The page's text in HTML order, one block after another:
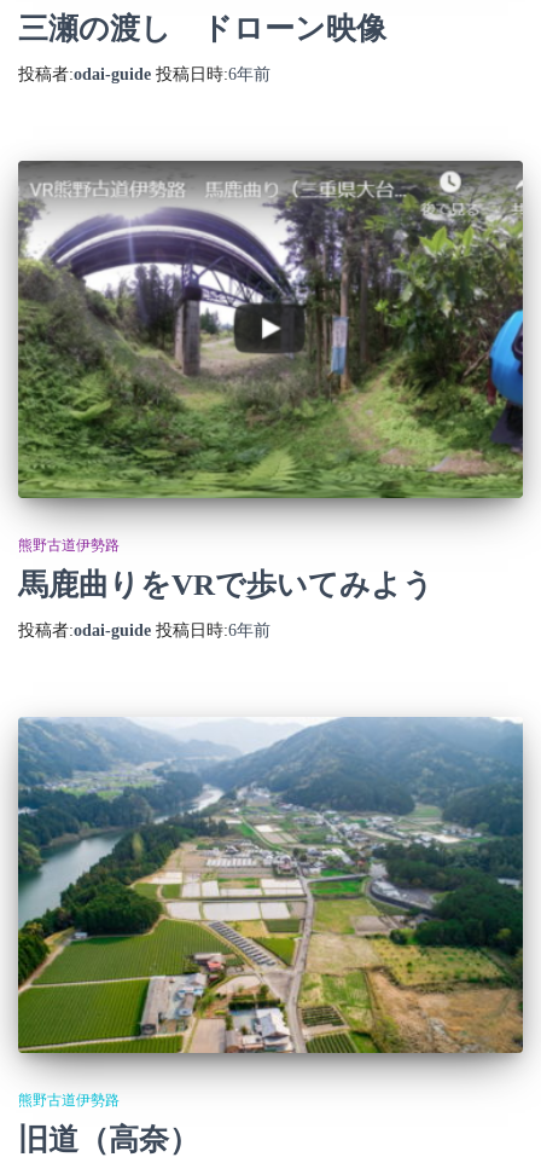
三瀬の渡し ドローン映像
投稿者:odai-guide 投稿日時:6年前
熊野古道伊勢路
馬鹿曲りをVRで歩いてみよう
投稿者:odai-guide 投稿日時:6年前
熊野古道伊勢路
旧道（高奈）